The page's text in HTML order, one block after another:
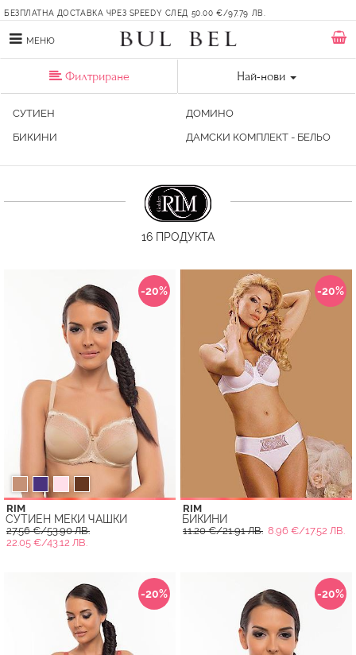
БЕЗПЛАТНА ДОСТАВКА ЧРЕЗ SPEEDY СЛЕД 50.00 €/97.79 ЛВ.
МЕНЮ
Филтриране Най-нови
СУТИЕН
БИКИНИ
ДОМИНО
ДАМСКИ КОМПЛЕКТ - БЕЛЬО
16 ПРОДУКТА
-20%
RIM
СУТИЕН МЕКИ ЧАШКИ
27.56 €/53.90 ЛВ.
22.05 €/43.12 ЛВ.
-20%
RIM
БИКИНИ
11.20 €/21.91 ЛВ. 8.96 €/17.52 ЛВ.
-20% -20%